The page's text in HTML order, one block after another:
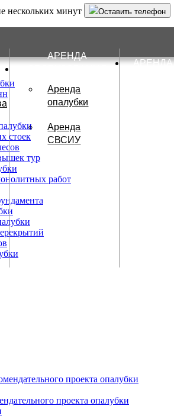
нескольких минут Оставить телефон
АРЕНДА
Аренда
опалубки
Аренда
СВСИУ
стоек
тур
работ
проекта опалубки